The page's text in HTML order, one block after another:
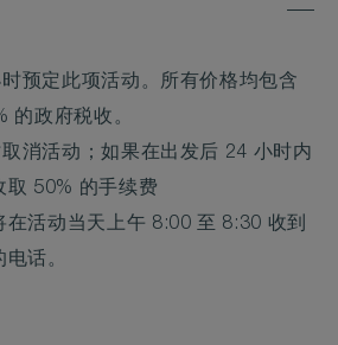
预定此项活动。所有价格均包含
的政府税收。
消活动；如果在出发后 24 小时内
取 50% 的手续费
活动当天上午 8:00 至 8:30 收到
话。